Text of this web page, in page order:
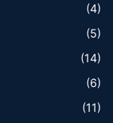
(4)
(5)
(14)
(6)
(11)